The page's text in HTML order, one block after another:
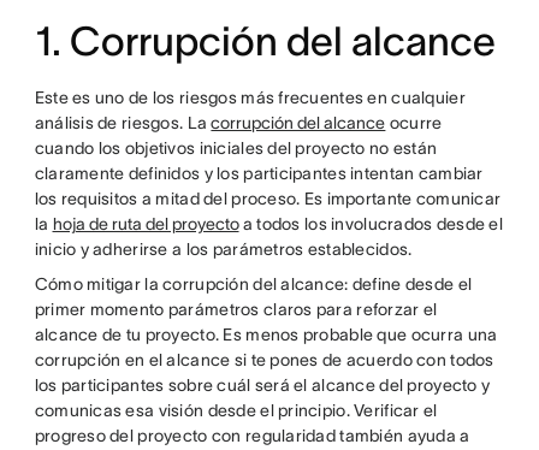
1. Corrupción del alcance
Este es uno de los riesgos más frecuentes en cualquier
análisis de riesgos. Lacorrupción del alcance ocurre
cuando los objetivos iniciales del proyecto no están
claramente definidos y los participantes intentan cambiar
los requisitos a mitad del proceso. Es importante comunicar
la hoja de ruta del proyectoa todos los involucrados desde el
inicio y adherirse a los parámetros establecidos.
Cómo mitigar la corrupción del alcance: define desde el
primer momento parámetros claros para reforzar el
alcance de tu proyecto. Es menos probable que ocurra una
corrupción en el alcance si te pones de acuerdo con todos
los participantes sobre cuál será el alcance del proyecto y
comunicas esa visión desde el principio. Verificar el
progreso del proyecto con regularidad también ayuda a